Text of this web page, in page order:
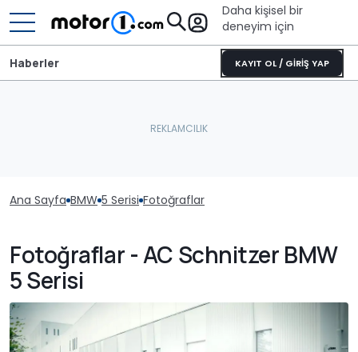
Daha kişisel bir
deneyim için
KAYIT OL / GİRİŞ YAP
Haberler
Ana Sayfa BMW 5 Serisi Fotoğraflar
Fotoğraflar - AC Schnitzer BMW
5 Serisi